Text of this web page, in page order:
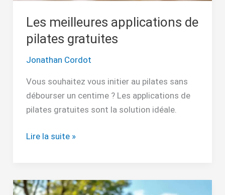
Les meilleures applications de
pilates gratuites
Jonathan Cordot
Vous souhaitez vous initier au pilates sans
débourser un centime ? Les applications de
pilates gratuites sont la solution idéale.
Lire la suite »
Comment